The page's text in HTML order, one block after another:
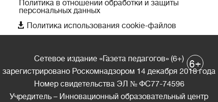
Политика в отношении обработки и защиты
персональных данных
 Политика использования cookie-файлов
Сетевое издание «Газета педагогов» (6+)
зарегистрировано Роскомнадзором 14 декабря 2018 года
Номер свидетельства ЭЛ № ФС77-74596
Учредитель – Инновационный образовательный центр
6+